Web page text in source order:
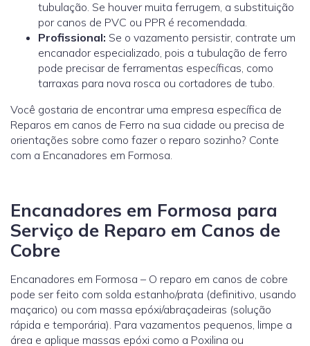
tubulação. Se houver muita ferrugem, a substituição
por canos de PVC ou PPR é recomendada.
Profissional: Se o vazamento persistir, contrate um
encanador especializado, pois a tubulação de ferro
pode precisar de ferramentas específicas, como
tarraxas para nova rosca ou cortadores de tubo.
Você gostaria de encontrar uma empresa específica de
Reparos em canos de Ferro na sua cidade ou precisa de
orientações sobre como fazer o reparo sozinho? Conte
com a Encanadores em Formosa.
Encanadores em Formosa para
Serviço de Reparo em Canos de
Cobre
Encanadores em Formosa – O reparo em canos de cobre
pode ser feito com solda estanho/prata (definitivo, usando
maçarico) ou com massa epóxi/abraçadeiras (solução
rápida e temporária). Para vazamentos pequenos, limpe a
área e aplique massas epóxi como a Poxilina ou